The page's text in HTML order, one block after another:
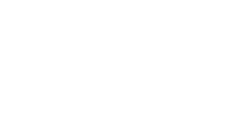
Stephen King
livre qui se lit très rapidement et
descriptif et plus viscéral.